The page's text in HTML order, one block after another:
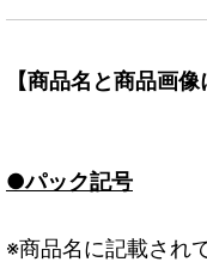
【商品名と商品画像
●パック記号
※商品名に記載され